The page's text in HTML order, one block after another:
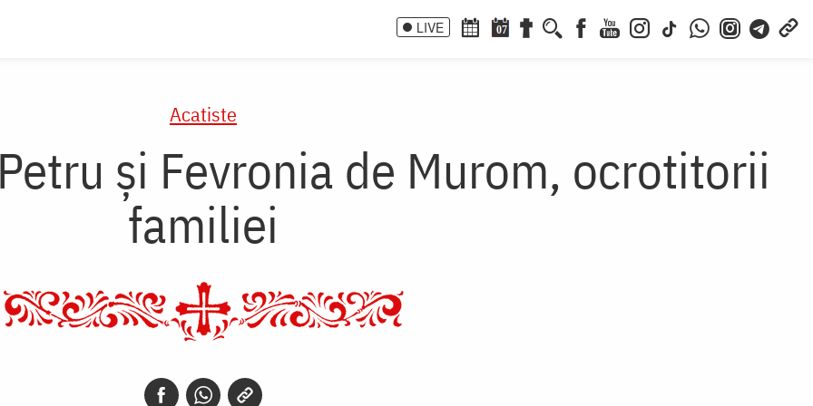
LIVE 07
Acatiste
și Fevronia de Murom, ocrotitorii
familiei